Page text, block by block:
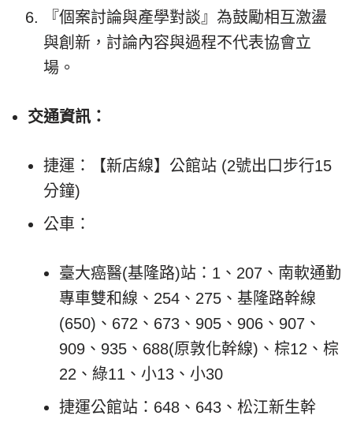
『個案討論與產學對談』為鼓勵相互激盪
與創新，討論內容與過程不代表協會立
場。
交通資訊：
捷運：【新店線】公館站 (2號出口步行15
分鐘)
公車：
臺大癌醫(基隆路)站：1、207、南軟通勤
專車雙和線、254、275、基隆路幹線
(650)、672、673、905、906、907、
909、935、688(原敦化幹線)、棕12、棕
22、綠11、小13、小30
捷運公館站：648、643、松江新生幹